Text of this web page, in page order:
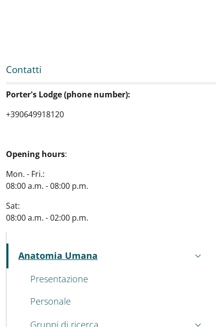
Contatti
Porter's Lodge (phone number):
+390649918120
Opening hours:
Mon. - Fri.:
08:00 a.m. - 08:00 p.m.
Sat:
08:00 a.m. - 02:00 p.m.
MAIN NAVIGATION
Anatomia Umana
Attivo
Presentazione
Personale
Gruppi di ricerca